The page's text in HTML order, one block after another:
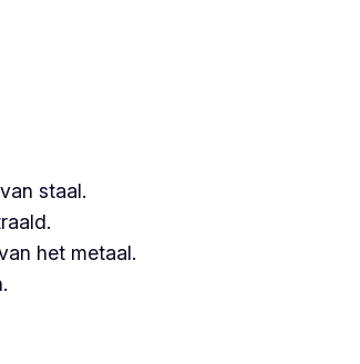
staal.
het metaal.